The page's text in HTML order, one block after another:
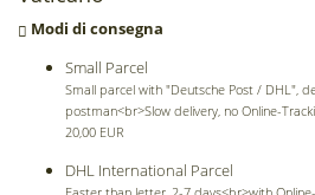
Modi di consegna
Small Parcel
Small parcel with "Deutsche Post / DHL",
postman<br>Slow delivery, no Online-
20,00 EUR
DHL International Parcel